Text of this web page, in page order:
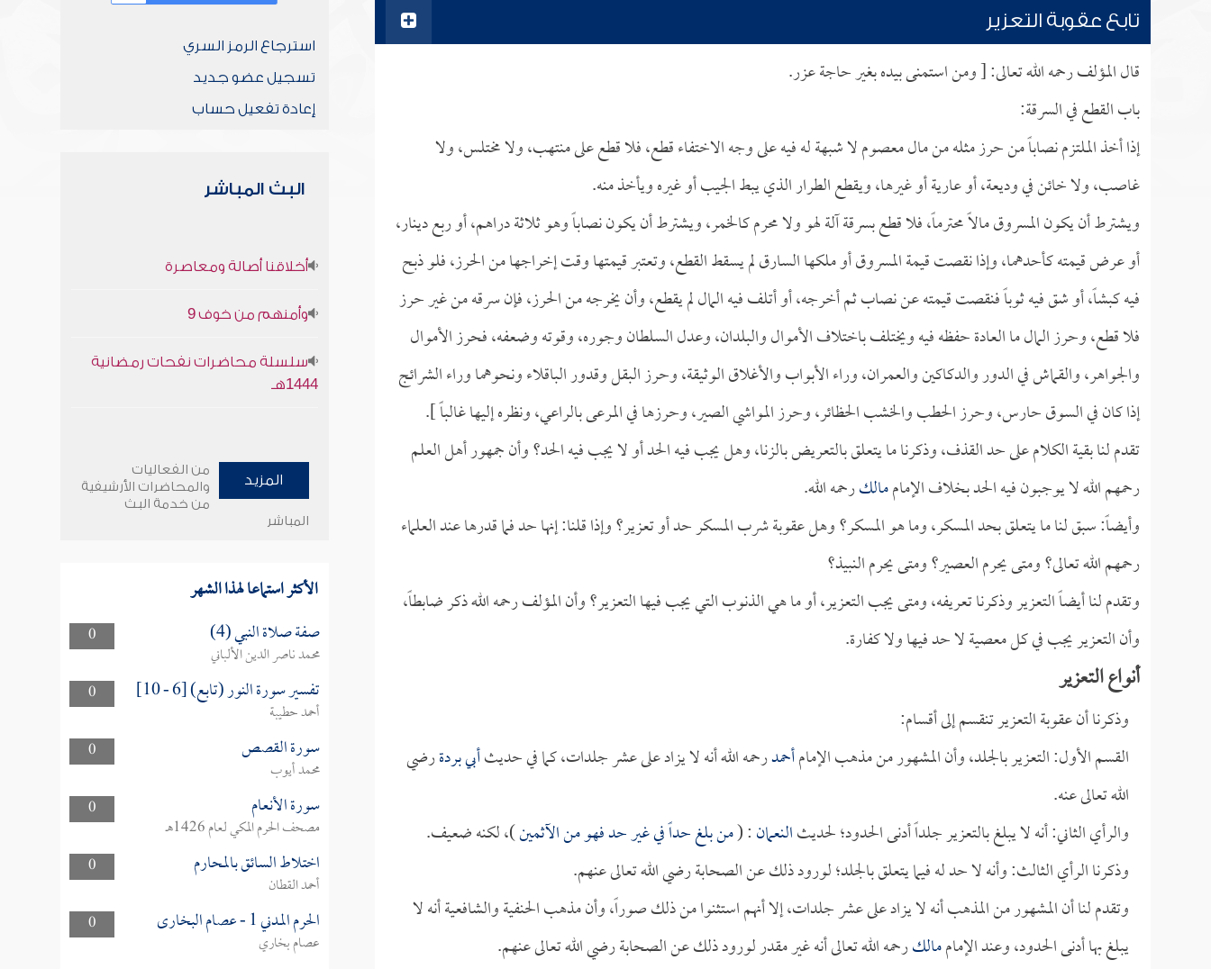
تابع عقوبة التعزير
قال المؤلف رحمه الله تعالى: [ ومن استمنى بيده بغير حاجة عزر.
باب القطع في السرقة:
إذا أخذ الملتزم نصاباً من حرز مثله من مال معصوم لا شبهة له فيه على وجه الاختفاء قطع، فلا قطع على منتهب، ولا مختلس، ولا
غاصب، ولا خائن في وديعة، أو عارية أو غيرها، ويقطع الطرار الذي يبط الجيب أو غيره ويأخذ منه.
ويشترط أن يكون المسروق مالاً محترماً، فلا قطع بسرقة آلة لهو ولا محرم كالخمر، ويشترط أن يكون نصاباً وهو ثلاثة دراهم، أو ربع دينار،
أو عرض قيمته كأحدهما، وإذا نقصت قيمة المسروق أو ملكها السارق لم يسقط القطع، وتعتبر قيمتها وقت إخراجها من الحرز، فلو ذبح
فيه كبشاً، أو شق فيه ثوباً فنقصت قيمته عن نصاب ثم أخرجه، أو أتلف فيه المال لم يقطع، وأن يخرجه من الحرز، فإن سرقه من غير حرز
فلا قطع، وحرز المال ما العادة حفظه فيه ويختلف باختلاف الأموال والبلدان، وعدل السلطان وجوره، وقوته وضعفه، فحرز الأموال
والجواهر، والقماش في الدور والدكاكين والعمران، وراء الأبواب والأغلاق الوثيقة، وحرز البقل وقدور الباقلاء ونحوهما وراء الشرائج
إذا كان في السوق حارس، وحرز الحطب والخشب الحظائر، وحرز المواشي الصير، وحرزها في المرعى بالراعي، ونظره إليها غالباً ].
تقدم لنا بقية الكلام على حد القذف، وذكرنا ما يتعلق بالتعريض بالزنا، وهل يجب فيه الحد أو لا يجب فيه الحد؟ وأن جمهور أهل العلم
رحمهم الله لا يوجبون فيه الحد بخلاف الإماممالكرحمه الله.
وأيضاً: سبق لنا ما يتعلق بحد المسكر، وما هو المسكر؟ وهل عقوبة شرب المسكر حد أو تعزير؟ وإذا قلنا: إنها حد فما قدرها عند العلماء
رحمهم الله تعالى؟ ومتى يحرم العصير؟ ومتى يحرم النبيذ؟
وتقدم لنا أيضاً التعزير وذكرنا تعريفه، ومتى يجب التعزير، أو ما هي الذنوب التي يجب فيها التعزير؟ وأن المؤلف رحمه الله ذكر ضابطاً،
وأن التعزير يجب في كل معصية لا حد فيها ولا كفارة.
أنواع التعزير
وذكرنا أن عقوبة التعزير تنقسم إلى أقسام:
القسم الأول: التعزير بالجلد، وأن المشهور من مذهب الإمامأحمدرحمه الله أنه لا يزاد على عشر جلدات، كما في حديثأبي بردةرضي
الله تعالى عنه.
والرأي الثاني: أنه لا يبلغ بالتعزير جلداً أدنى الحدود؛ لحديثالنعمان: (من بلغ حداً في غير حد فهو من الآثمين)، لكنه ضعيف.
وذكرنا الرأي الثالث: وأنه لا حد له فيما يتعلق بالجلد؛ لورود ذلك عن الصحابة رضي الله تعالى عنهم.
وتقدم لنا أن المشهور من المذهب أنه لا يزاد على عشر جلدات، إلا أنهم استثنوا من ذلك صوراً، وأن مذهب الحنفية والشافعية أنه لا
يبلغ بها أدنى الحدود، وعند الإماممالكرحمه الله تعالى أنه غير مقدر لورود ذلك عن الصحابة رضي الله تعالى عنهم.
استرجاع الرمز السري
تسجيل عضو جديد
إعادة تفعيل حساب
البث المباشر
أخلاقنا أصالة ومعاصرة
وأمنهم من خوف 9
سلسلة محاضرات نفحات رمضانية
1444هـ
المزيد
من الفعاليات
والمحاضرات الأرشيفية
من خدمة البث
المباشر
الأكثر استماعا لهذا الشهر
0 صفة صلاة النبي (4)
محمد ناصر الدين الألباني
0
تفسير سورة النور (تابع) [6 - 10]
أحمد حطيبة
0
سورة القصص
محمد أيوب
0
سورة الأنعام
مصحف الحرم المكي لعام 1426هـ
0
اختلاط السائق بالمحارم
أحمد القطان
0
الحرم المدني 1 - عصام البخارى
عصام بخاري